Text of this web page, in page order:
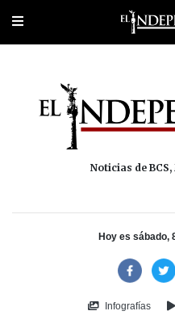
Portada Los Cabos
Noticias de
Hoy es sábado,
Infografías